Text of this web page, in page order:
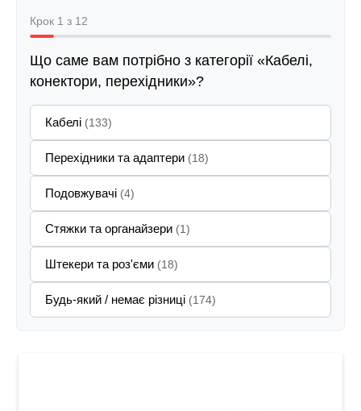
Крок 1 з 12
Що саме вам потрібно з категорії «Кабелі,
конектори, перехідники»?
Кабелі (133)
Перехідники та адаптери (18)
Подовжувачі (4)
Стяжки та органайзери (1)
Штекери та роз'єми (18)
Будь-який / немає різниці (174)